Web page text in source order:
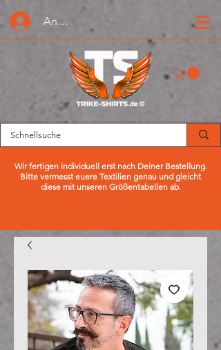
Anmelden oder Registrieren
Wir fertigen individuell erst nach Deiner Bestellung.
Bitte vermesst euere Textilien genau und gleicht
diese mit unseren Größentabellen ab.